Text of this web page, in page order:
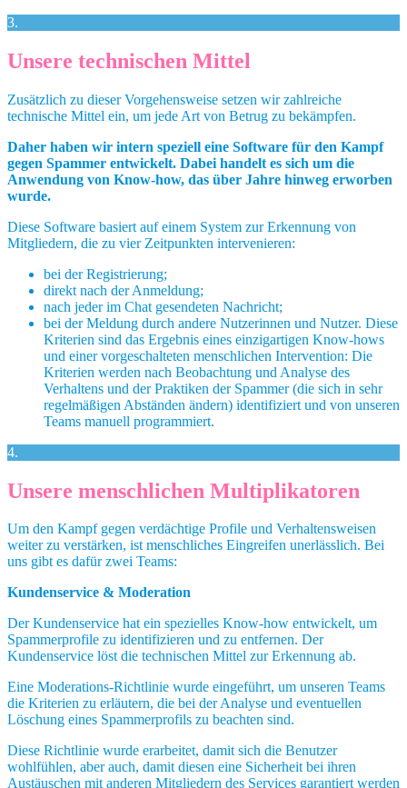
3.
Unsere technischen Mittel
Zusätzlich zu dieser Vorgehensweise setzen wir zahlreiche
technische Mittel ein, um jede Art von Betrug zu bekämpfen.
Daher haben wir intern speziell eine Software für den Kampf
gegen Spammer entwickelt. Dabei handelt es sich um die
Anwendung von Know-how, das über Jahre hinweg erworben
wurde.
Diese Software basiert auf einem System zur Erkennung von
Mitgliedern, die zu vier Zeitpunkten intervenieren:
bei der Registrierung;
direkt nach der Anmeldung;
nach jeder im Chat gesendeten Nachricht;
bei der Meldung durch andere Nutzerinnen und Nutzer. Diese
Kriterien sind das Ergebnis eines einzigartigen Know-hows
und einer vorgeschalteten menschlichen Intervention: Die
Kriterien werden nach Beobachtung und Analyse des
Verhaltens und der Praktiken der Spammer (die sich in sehr
regelmäßigen Abständen ändern) identifiziert und von unseren
Teams manuell programmiert.
4.
Unsere menschlichen Multiplikatoren
Um den Kampf gegen verdächtige Profile und Verhaltensweisen
weiter zu verstärken, ist menschliches Eingreifen unerlässlich. Bei
uns gibt es dafür zwei Teams:
Kundenservice & Moderation
Der Kundenservice hat ein spezielles Know-how entwickelt, um
Spammerprofile zu identifizieren und zu entfernen. Der
Kundenservice löst die technischen Mittel zur Erkennung ab.
Eine Moderations-Richtlinie wurde eingeführt, um unseren Teams
die Kriterien zu erläutern, die bei der Analyse und eventuellen
Löschung eines Spammerprofils zu beachten sind.
Diese Richtlinie wurde erarbeitet, damit sich die Benutzer
wohlfühlen, aber auch, damit diesen eine Sicherheit bei ihren
Austäuschen mit anderen Mitgliedern des Services garantiert werden